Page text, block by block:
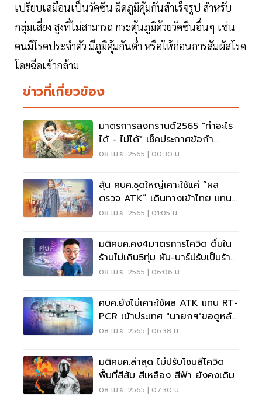
เปรียบเสมือนเป็นวัคซีน ฉีดภูมิคุ้มกันสำเร็จรูป สำหรับ
กลุ่มเสี่ยง สูงที่ไม่สามารถ กระตุ้นภูมิด้วยวัคซีนอื่นๆ เช่น
คนมีโรคประจำตัว มีภูมิคุ้มกันต่ำ หรือให้ก่อนการสัมผัสโรค
โดยฉีดเข้ากล้าม
ข่าวที่เกี่ยวข้อง
มาตรการสงกรานต์2565 "ทำอะไร
ได้ - ไม่ได้" เช็คประกาศข้อกำ
หนดศบค.ที่นี่
08 เม.ย. 2565 | 00:30 น.
ลุ้น ศบค.ชุดใหญ่เคาะใช้แค่ “ผล
ตรวจ ATK” เดินทางเข้าไทย แทน
ตรวจ RT-PCR
08 เม.ย. 2565 | 01:05 น.
มติศบค.คง4มาตรการโควิด ดื่มใน
ร้านไม่เกิน5ทุ่ม ผับ-บาร์ปรับเป็นร้าน
อาหาร
08 เม.ย. 2565 | 06:06 น.
ศบค.ยังไม่เคาะใช้ผล ATK แทน RT-
PCR เข้าประเทศ "นายกฯ"ขอดูหลัง
สงกรานต์ก่อน
08 เม.ย. 2565 | 06:38 น.
มติศบค.ล่าสุด ไม่ปรับโซนสีโควิด
พื้นที่สีส้ม สีเหลือง สีฟ้า ยังคงเดิม
08 เม.ย. 2565 | 07:30 น.